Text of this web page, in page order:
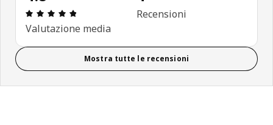
Recensione: 4.8 di 5 stelle. Recensioni totali: 4
Valutazione media
Recensioni
Mostra tutte le recensioni